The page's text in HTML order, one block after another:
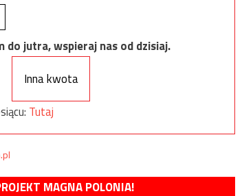
do jutra, wspieraj nas od dzisiaj.
Inna kwota
Tutaj
MAGNA POLONIA!